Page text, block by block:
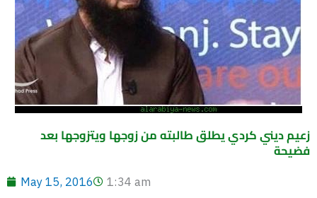
زعيم ديني كردي يطلق طالبته من زوجها ويتزوجها بعد
فضيحة
May 15, 2016 1:34 am